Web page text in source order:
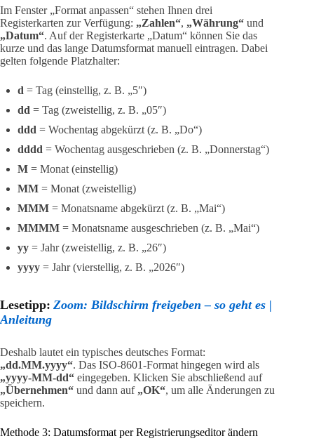
Im Fenster „Format anpassen“ stehen Ihnen drei
Registerkarten zur Verfügung: „Zahlen“, „Währung“ und
„Datum“. Auf der Registerkarte „Datum“ können Sie das
kurze und das lange Datumsformat manuell eintragen. Dabei
gelten folgende Platzhalter:
d = Tag (einstellig, z. B. „5″)
dd = Tag (zweistellig, z. B. „05″)
ddd = Wochentag abgekürzt (z. B. „Do“)
dddd = Wochentag ausgeschrieben (z. B. „Donnerstag“)
M = Monat (einstellig)
MM = Monat (zweistellig)
MMM = Monatsname abgekürzt (z. B. „Mai“)
MMMM = Monatsname ausgeschrieben (z. B. „Mai“)
yy = Jahr (zweistellig, z. B. „26″)
yyyy = Jahr (vierstellig, z. B. „2026″)
Lesetipp: Zoom: Bildschirm freigeben – so geht es |
Anleitung
Deshalb lautet ein typisches deutsches Format:
„dd.MM.yyyy“. Das ISO-8601-Format hingegen wird als
„yyyy-MM-dd“ eingegeben. Klicken Sie abschließend auf
„Übernehmen“ und dann auf „OK“, um alle Änderungen zu
speichern.
Methode 3: Datumsformat per Registrierungseditor ändern